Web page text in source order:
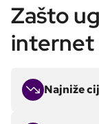
Zašto
internet
Najniže